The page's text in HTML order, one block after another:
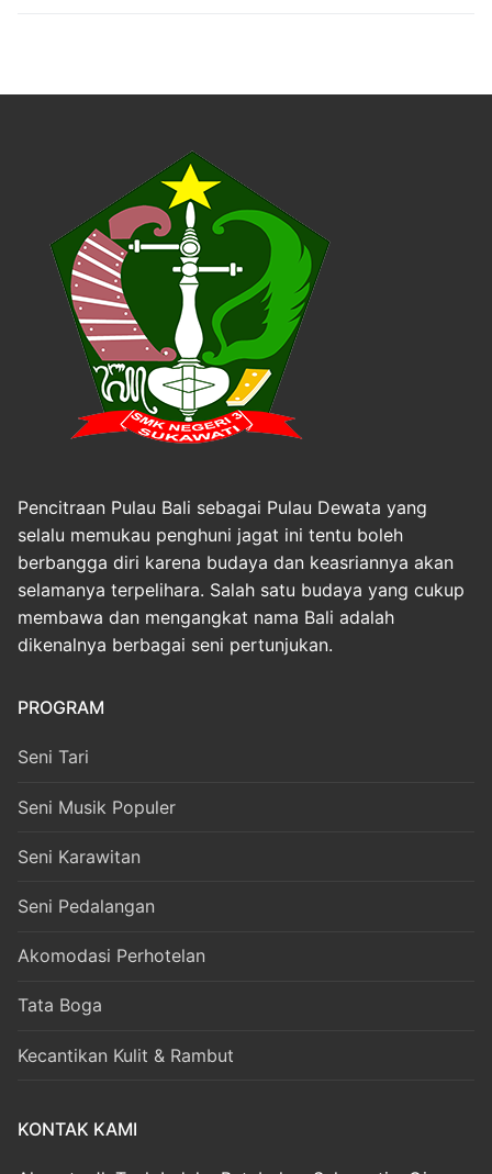
Pencitraan Pulau Bali sebagai Pulau Dewata yang
selalu memukau penghuni jagat ini tentu boleh
berbangga diri karena budaya dan keasriannya akan
selamanya terpelihara. Salah satu budaya yang cukup
membawa dan mengangkat nama Bali adalah
dikenalnya berbagai seni pertunjukan.
PROGRAM
Seni Tari
Seni Musik Populer
Seni Karawitan
Seni Pedalangan
Akomodasi Perhotelan
Tata Boga
Kecantikan Kulit & Rambut
KONTAK KAMI